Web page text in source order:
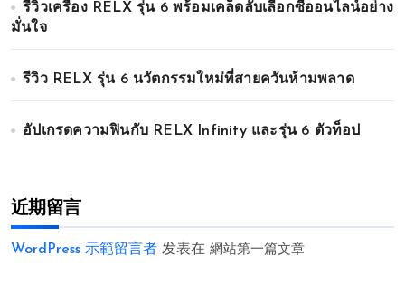
รีวิวเครื่อง RELX รุ่น 6 พร้อมเคล็ดลับเลือกซื้ออนไลน์อย่าง
มั่นใจ
รีวิว RELX รุ่น 6 นวัตกรรมใหม่ที่สายควันห้ามพลาด
อัปเกรดความฟินกับ RELX Infinity และรุ่น 6 ตัวท็อป
近期留言
WordPress 示範留言者 发表在 網站第一篇文章